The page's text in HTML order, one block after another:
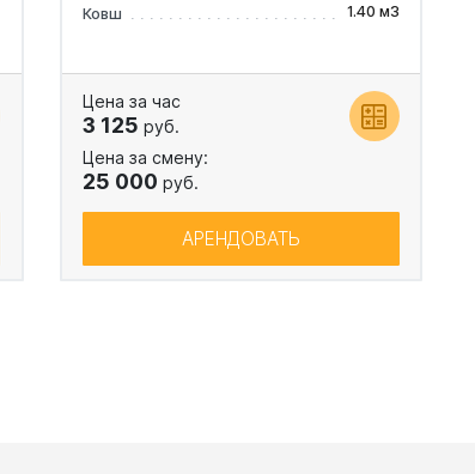
Ковш
1.40 м3
Цена за час
3 125 руб.
Цена за смену:
25 000 руб.
АРЕНДОВАТЬ